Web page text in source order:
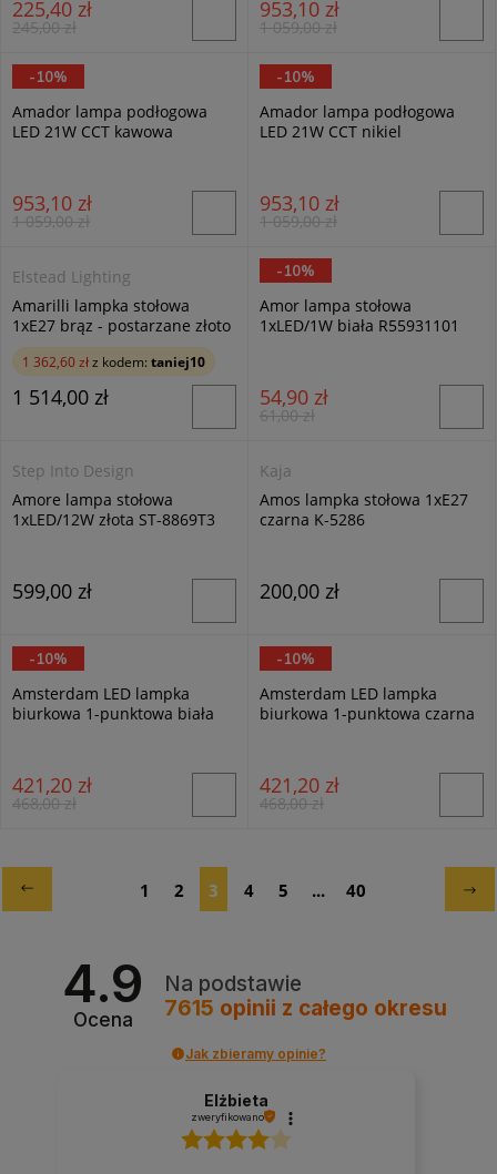
225,40 zł
245,00 zł
953,10 zł
1 059,00 zł
Trio
Amador lampa podłogowa
LED 21W CCT kawowa
953,10 zł
1 059,00 zł
-10%
Trio
Amador lampa podłogowa
LED 21W CCT nikiel
953,10 zł
1 059,00 zł
-10%
Elstead Lighting
Amarilli lampka stołowa
1xE27 brąz - postarzane złoto
AML-TL-BRONZE-IV
1 362,60 złz kodem: taniej10
1 514,00 zł
Amor lampa stołowa
1xLED/1W biała R55931101
54,90 zł
61,00 zł
-10%
Step Into Design
Amore lampa stołowa
1xLED/12W złota ST-8869T3
599,00 zł
Kaja
Amos lampka stołowa 1xE27
czarna K-5286
200,00 zł
Trio
Amsterdam LED lampka
biurkowa 1-punktowa biała
421,20 zł
468,00 zł
-10%
Trio
Amsterdam LED lampka
biurkowa 1-punktowa czarna
421,20 zł
468,00 zł
-10%
1 2 3 4 5 ... 40
4.9
Ocena
Na podstawie
7615 opinii z całego okresu
Jak zbieramy opinie?
Elżbieta
zweryfikowano